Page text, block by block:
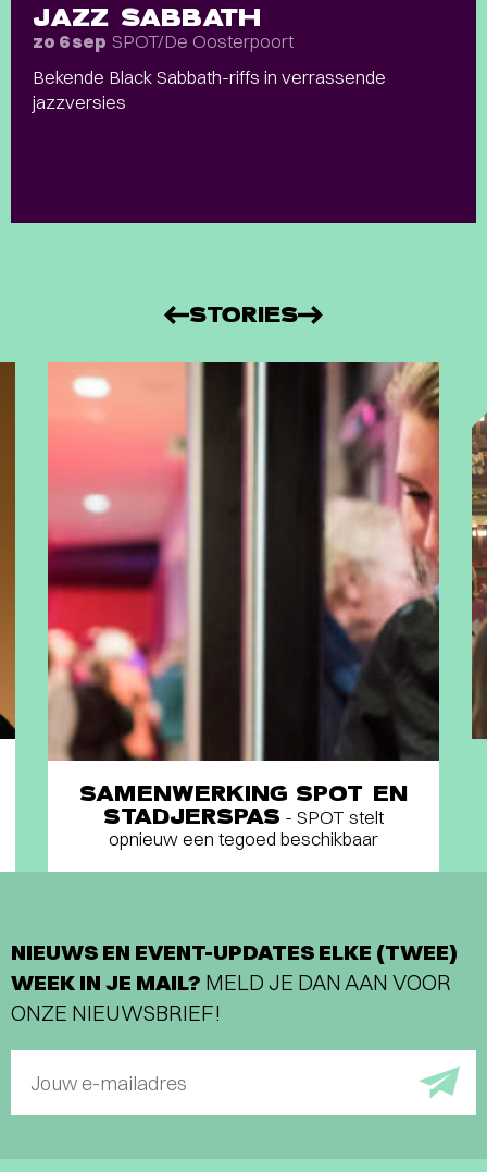
JAZZ SABBATH
zo 6 sep SPOT/De Oosterpoort
Bekende Black Sabbath-riffs in verrassende
jazzversies
STORIES
SAMENWERKING SPOT EN
STADJERSPAS - SPOT stelt
opnieuw een tegoed beschikbaar
NIEUWS EN EVENT-UPDATES ELKE (TWEE)
WEEK IN JE MAIL? MELD JE DAN AAN VOOR
ONZE NIEUWSBRIEF!
Jouw e-mailadres